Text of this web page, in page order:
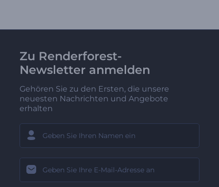
Zu Renderforest-
Newsletter anmelden
Gehören Sie zu den Ersten, die unsere
neuesten Nachrichten und Angebote
erhalten